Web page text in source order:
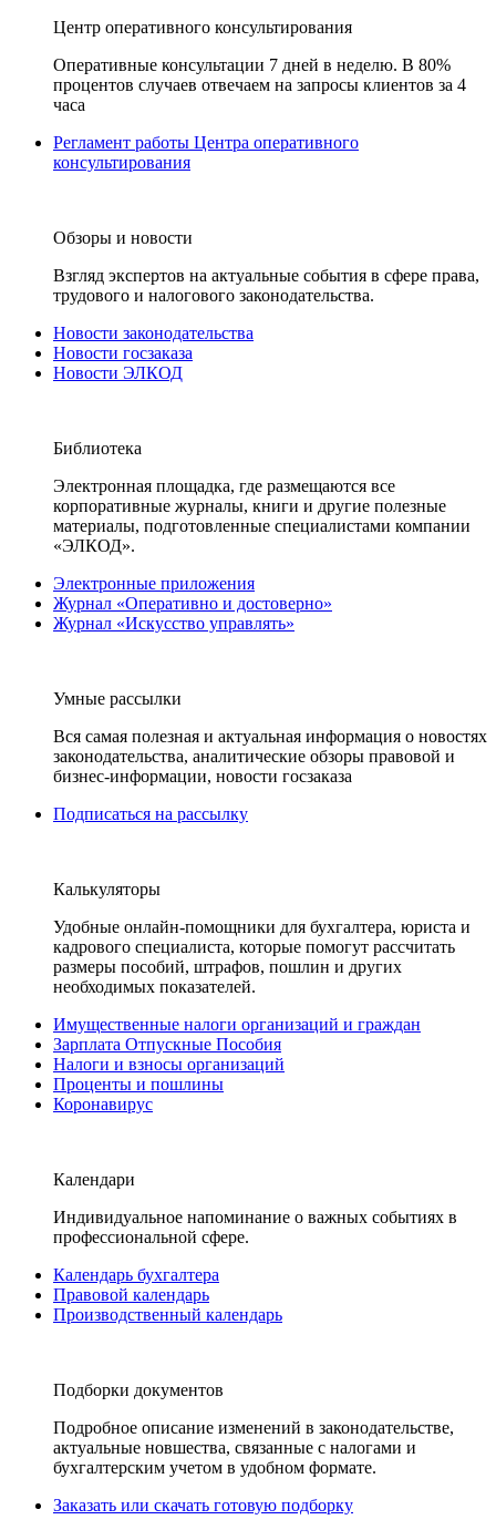
Центр оперативного консультирования
Оперативные консультации 7 дней в неделю. В 80%
процентов случаев отвечаем на запросы клиентов за 4
часа
Регламент работы Центра оперативного
консультирования
Обзоры и новости
Взгляд экспертов на актуальные события в сфере права,
трудового и налогового законодательства.
Новости законодательства
Новости госзаказа
Новости ЭЛКОД
Библиотека
Электронная площадка, где размещаются все
корпоративные журналы, книги и другие полезные
материалы, подготовленные специалистами компании
«ЭЛКОД».
Электронные приложения
Журнал «Оперативно и достоверно»
Журнал «Искусство управлять»
Умные рассылки
Вся самая полезная и актуальная информация о новостях
законодательства, аналитические обзоры правовой и
бизнес-информации, новости госзаказа
Подписаться на рассылку
Калькуляторы
Удобные онлайн-помощники для бухгалтера, юриста и
кадрового специалиста, которые помогут рассчитать
размеры пособий, штрафов, пошлин и других
необходимых показателей.
Имущественные налоги организаций и граждан
Зарплата Отпускные Пособия
Налоги и взносы организаций
Проценты и пошлины
Коронавирус
Календари
Индивидуальное напоминание о важных событиях в
профессиональной сфере.
Календарь бухгалтера
Правовой календарь
Производственный календарь
Подборки документов
Подробное описание изменений в законодательстве,
актуальные новшества, связанные с налогами и
бухгалтерским учетом в удобном формате.
Заказать или скачать готовую подборку